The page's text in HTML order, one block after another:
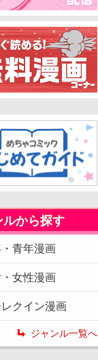
ルから探す
青年漫画
女性漫画
クイン漫画
ジャンル一覧へ